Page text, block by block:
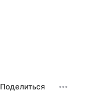
Поделиться